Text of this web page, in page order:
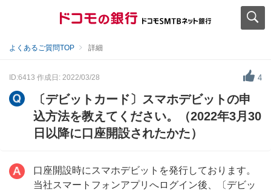
よくあるご質問TOP 詳細
ID:6413 作成日: 2022/03/28 4
〔デビットカード〕スマホデビットの申
込方法を教えてください。（2022年3月30
日以降に口座開設されたかた）
口座開設時にスマホデビットを発行しております。
当社スマートフォンアプリへログイン後、〔デビッ